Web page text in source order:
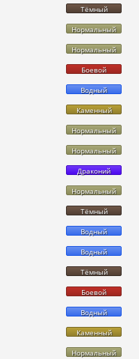
Тёмный
Нормальный
Нормальный
Боевой
Водный
Каменный
Нормальный
Нормальный
Драконий
Нормальный
Тёмный
Водный
Водный
Тёмный
Боевой
Водный
Каменный
Нормальный